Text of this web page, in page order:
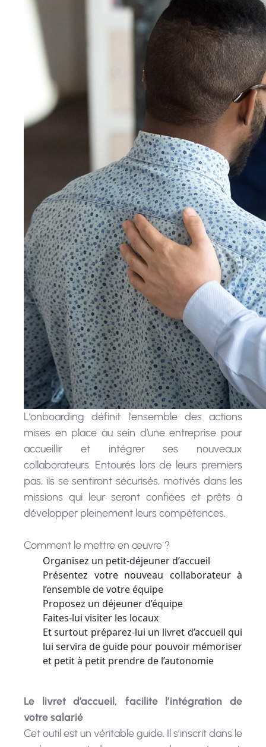
L’onboarding définit l’ensemble des actions
mises en place au sein d’une entreprise pour
accueillir et intégrer ses nouveaux
collaborateurs. Entourés lors de leurs premiers
pas, ils se sentiront sécurisés, motivés dans les
missions qui leur seront confiées et prêts à
développer pleinement leurs compétences.
Organisez un petit-déjeuner d’accueil
Présentez votre nouveau collaborateur à
l’ensemble de votre équipe
Proposez un déjeuner d’équipe
Faites-lui visiter les locaux
Et surtout préparez-lui un livret d’accueil qui
lui servira de guide pour pouvoir mémoriser
et petit à petit prendre de l’autonomie
votre salarié
Cet outil est un véritable guide. Il s’inscrit dans le
prolongement du processus de recrutement.